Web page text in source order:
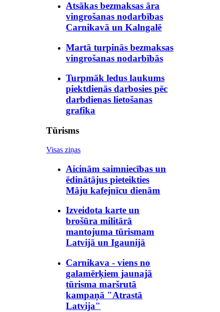
Atsākas bezmaksas āra
vingrošanas nodarbības
Carnikavā un Kalngalē
Martā turpinās bezmaksas
vingrošanas nodarbībās
Turpmāk ledus laukums
piektdienās darbosies pēc
darbdienas lietošanas
grafika
Tūrisms
Visas ziņas
Aicinām saimniecības un
ēdinātājus pieteikties
Māju kafejnīcu dienām
Izveidota karte un
brošūra militārā
mantojuma tūrismam
Latvijā un Igaunijā
Carnikava - viens no
galamērķiem jaunajā
tūrisma maršrutā
kampaņā "Atrastā
Latvija"